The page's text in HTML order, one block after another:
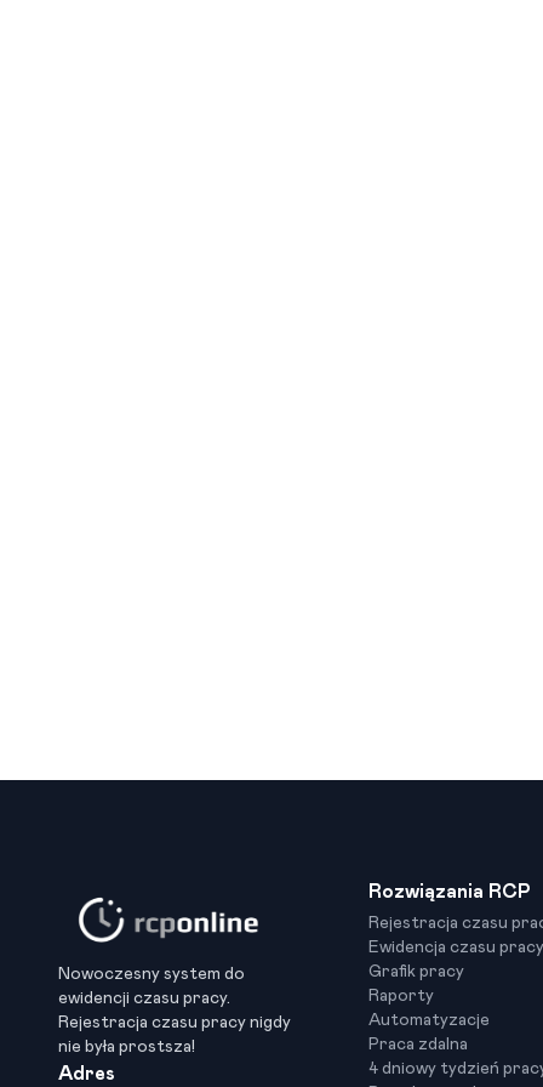
Nowoczesny system do
ewidencji czasu pracy.
Rejestracja czasu pracy nigdy
nie była prostsza!
Adres
Rozwiązania RCP
Rejestracja czasu
Ewidencja czasu pracy
Grafik pracy
Raporty
Automatyzacje
Praca zdalna
4 dniowy tydzień